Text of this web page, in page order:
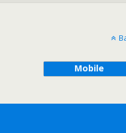
Mobile